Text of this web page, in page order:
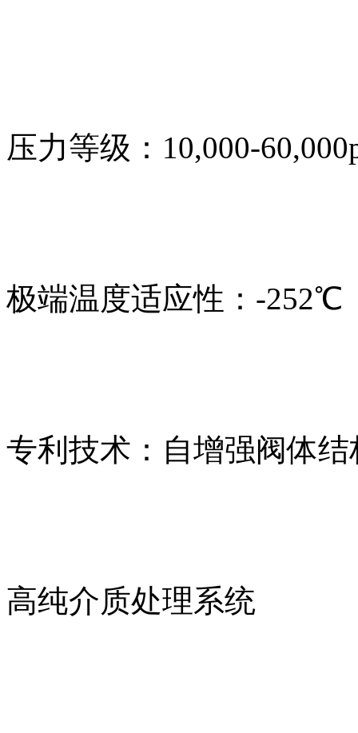
压力等级：10,000-
极端温度适应性：-252℃
专利技术：自增强阀体结
高纯介质处理系统